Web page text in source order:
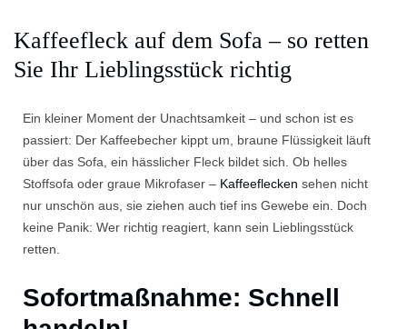
Kaffeefleck auf dem Sofa – so retten
Sie Ihr Lieblingsstück richtig
Ein kleiner Moment der Unachtsamkeit – und schon ist es
passiert: Der Kaffeebecher kippt um, braune Flüssigkeit läuft
über das Sofa, ein hässlicher Fleck bildet sich. Ob helles
Stoffsofa oder graue Mikrofaser – Kaffeeflecken sehen nicht
nur unschön aus, sie ziehen auch tief ins Gewebe ein. Doch
keine Panik: Wer richtig reagiert, kann sein Lieblingsstück
retten.
Sofortmaßnahme: Schnell